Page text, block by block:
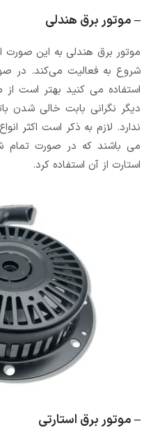
– موتور برق هندلی
موتور برق هندلی به این
شروع به فعالیت می‌کند. در
استفاده می کنید بهتر است از
دیگر نگرانی بابت خالی شدن
ندارد. لازم به ذکر است اکثر
می باشند که در صورت تمام
استارت از آن استفاده کرد.
– موتور برق استارتی